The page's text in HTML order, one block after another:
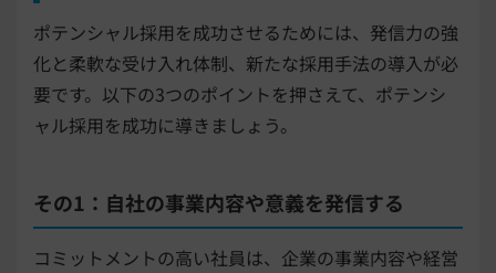
ポテンシャル採用を成功させるためには、発信力の強
化と柔軟な受け入れ体制、新たな採用手法の導入が必
要です。以下の3つのポイントを押さえて、ポテンシ
ャル採用を成功に導きましょう。
その1：自社の事業内容や意義を発信する
コミットメントの高い社員は、企業の事業内容や経営